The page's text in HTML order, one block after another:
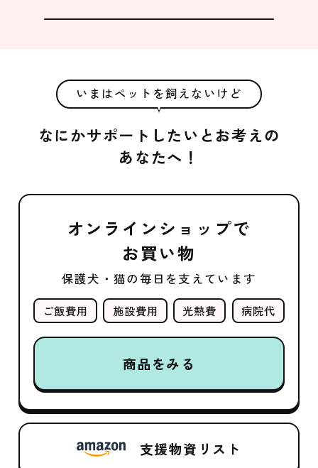
いまはペットを飼えないけど
なにかサポートしたいとお考えの
あなたへ！
オンラインショップで
お買い物
保護犬・猫の毎日を支えています
ご飯費用 施設費用 光熱費 病院代
商品をみる
支援物資リスト